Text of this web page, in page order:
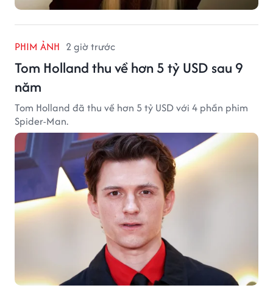
PHIM ẢNH 2 giờ trước
Tom Holland thu về hơn 5 tỷ USD sau 9
năm
Tom Holland đã thu về hơn 5 tỷ USD với 4 phần phim
Spider-Man.